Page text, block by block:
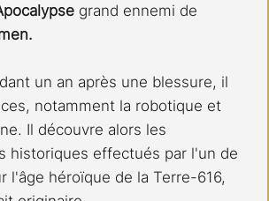
grand ennemi de
un an après une blessure, il
notamment la robotique et
Il découvre alors les
historiques effectués par l'un de
l'âge héroïque de la Terre-616,